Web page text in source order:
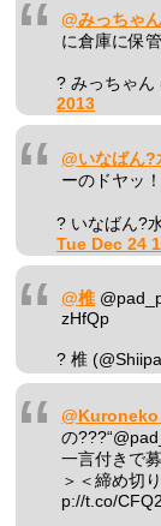
@みっちゃん
に倉庫に保
? みっちゃ
2013
@いなばん?
ーのドヤッ
? いなばん?
Tue Dec 24
@椎
zHfQp
? 椎
の
一言付きで
＞＜締め切
p://t.co/